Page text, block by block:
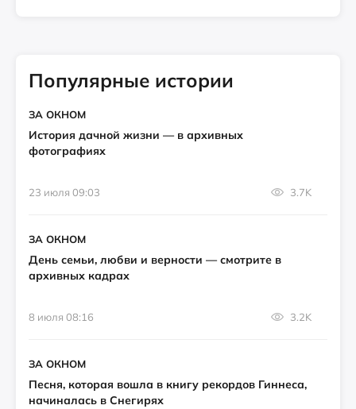
Популярные истории
ЗА ОКНОМ
История дачной жизни — в архивных
фотографиях
23 июля 09:03 3.7K
ЗА ОКНОМ
День семьи, любви и верности — смотрите в
архивных кадрах
8 июля 08:16 3.2K
ЗА ОКНОМ
Песня, которая вошла в книгу рекордов Гиннеса,
начиналась в Снегирях